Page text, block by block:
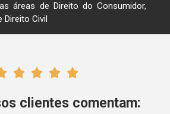
áreas de Direito do Consumidor,
Direito Civil
   
clientes comentam: